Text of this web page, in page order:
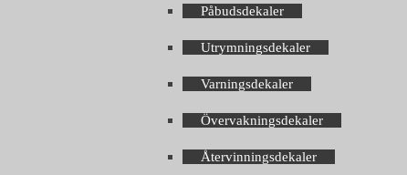
Påbudsdekaler
Utrymningsdekaler
Varningsdekaler
Övervakningsdekaler
Återvinningsdekaler